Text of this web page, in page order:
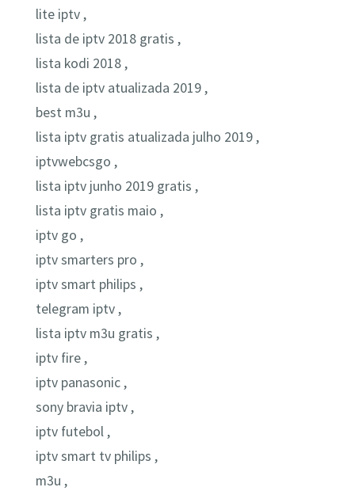
lite iptv ,
lista de iptv 2018 gratis ,
lista kodi 2018 ,
lista de iptv atualizada 2019 ,
best m3u ,
lista iptv gratis atualizada julho 2019 ,
iptvwebcsgo ,
lista iptv junho 2019 gratis ,
lista iptv gratis maio ,
iptv go ,
iptv smarters pro ,
iptv smart philips ,
telegram iptv ,
lista iptv m3u gratis ,
iptv fire ,
iptv panasonic ,
sony bravia iptv ,
iptv futebol ,
iptv smart tv philips ,
m3u ,